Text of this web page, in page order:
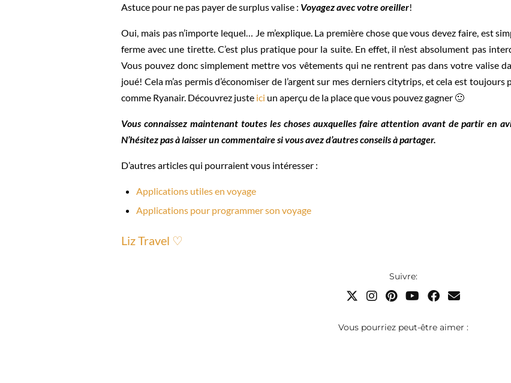
Astuce pour ne pas payer de surplus valise : Voyagez avec votre oreiller!
Oui, mais pas n’importe lequel… Je m’explique. La première chose que vous devez faire, est
ferme avec une tirette. C’est plus pratique pour la suite. En effet, il n’est absolument pas
Vous pouvez donc simplement mettre vos vêtements qui ne rentrent pas dans votre valise
joué! Cela m’as permis d’économiser de l’argent sur mes derniers citytrips, et cela est toujours
comme Ryanair. Découvrez juste ici un aperçu de la place que vous pouvez gagner 🙂
Vous connaissez maintenant toutes les choses auxquelles faire attention avant de partir en
N’hésitez pas à laisser un commentaire si vous avez d’autres conseils à partager.
D’autres articles qui pourraient vous intéresser :
Applications utiles en voyage
Applications pour programmer son voyage
Liz Travel ♡
Suivre:
Vous pourriez peut-être aimer :